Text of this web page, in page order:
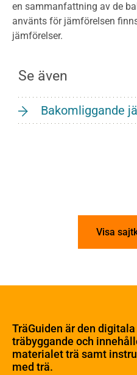
en sammanfattning av de
använts för jämförelsen
jämförelser.
Se även
Bakomliggande
Visa
Skogsbruk
Barrträdets
Träets egenskaper och
TräGuiden är den
träbyggande och
materialet trä samt
med trä.